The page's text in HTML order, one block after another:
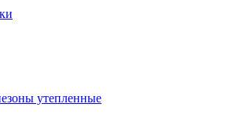
утепленные